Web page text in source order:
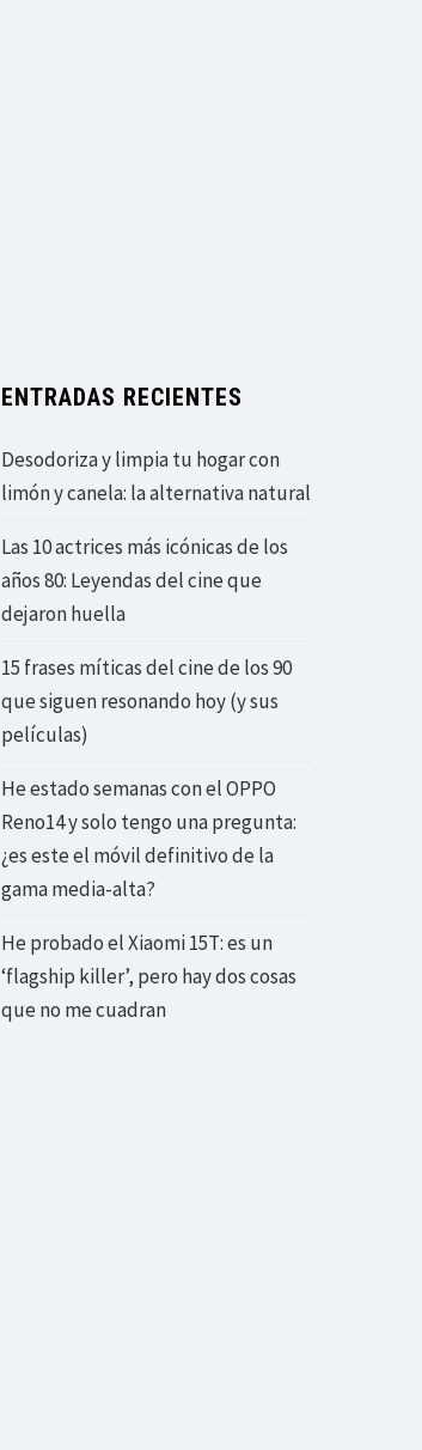
ENTRADAS RECIENTES
Desodoriza y limpia tu hogar con
limón y canela: la alternativa natural
Las 10 actrices más icónicas de los
años 80: Leyendas del cine que
dejaron huella
15 frases míticas del cine de los 90
que siguen resonando hoy (y sus
películas)
He estado semanas con el OPPO
Reno14 y solo tengo una pregunta:
¿es este el móvil definitivo de la
gama media-alta?
He probado el Xiaomi 15T: es un
‘flagship killer’, pero hay dos cosas
que no me cuadran